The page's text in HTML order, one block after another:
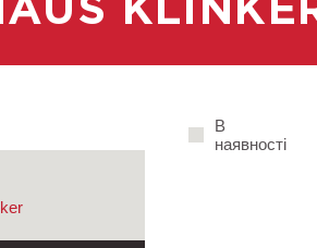
В
наявності